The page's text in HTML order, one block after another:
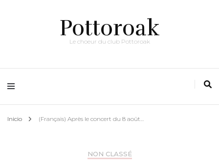
Pottoroak
Le choeur du club Pottoroak
Inicio (Français) Après le concert du 8 août…
NON CLASSÉ